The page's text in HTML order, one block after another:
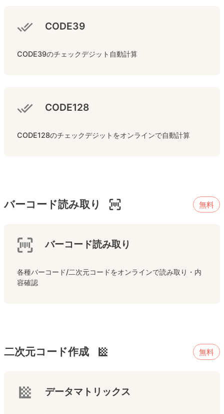
CODE39
CODE39のチェックデジット自動計算
CODE128
CODE128のチェックデジットをオンラインで自動計算
バーコード読み取り 無料
バーコード読み取り
各種バーコード/二次元コードをオンラインで読み取り・内
容確認
二次元コード作成 無料
データマトリックス